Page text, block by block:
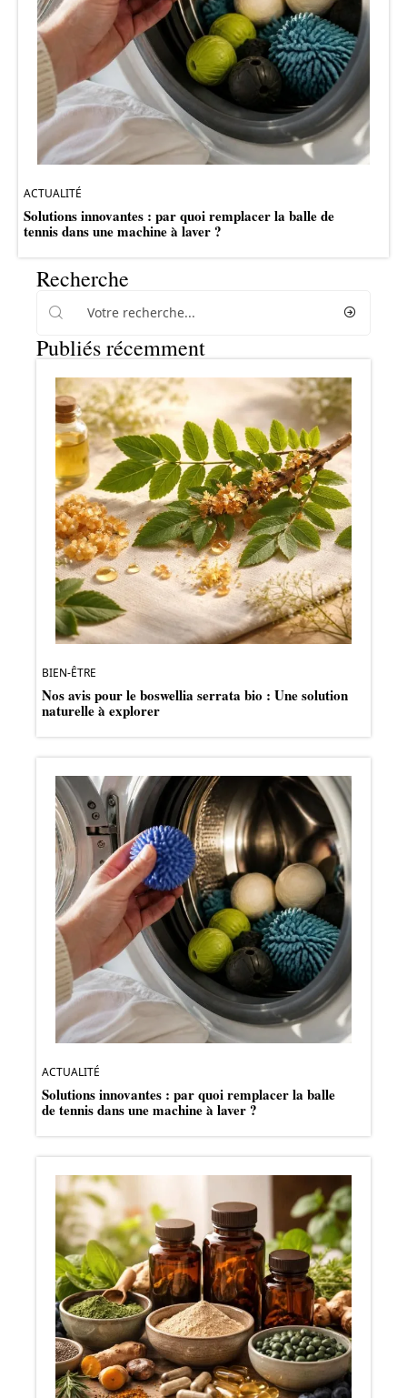
ACTUALITÉ
Solutions innovantes : par quoi remplacer la balle de
tennis dans une machine à laver ?
Recherche
Publiés récemment
BIEN-ÊTRE
Nos avis pour le boswellia serrata bio : Une solution
naturelle à explorer
ACTUALITÉ
Solutions innovantes : par quoi remplacer la balle
de tennis dans une machine à laver ?